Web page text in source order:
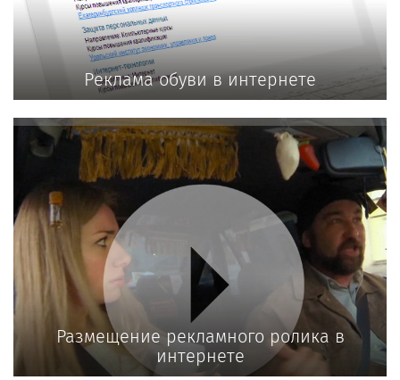
Реклама обуви в интернете
Размещение рекламного ролика в
интернете